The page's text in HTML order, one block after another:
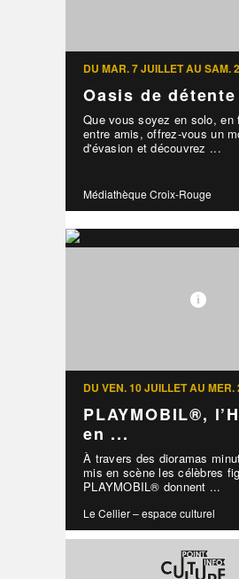
DU MAR. 7 JUILLET AU SAM.
Oasis de détente
Que vous soyez en solo, en
entre amis, offrez-vous un
d'évasion et découvrez ...
Médiathèque Croix-Rouge
DU VEN. 10 JUILLET AU MER.
PLAYMOBIL®,
en ...
À travers des dioramas
mis en scène les célèbres
PLAYMOBIL® donnent ...
Le Cellier – espace culturel